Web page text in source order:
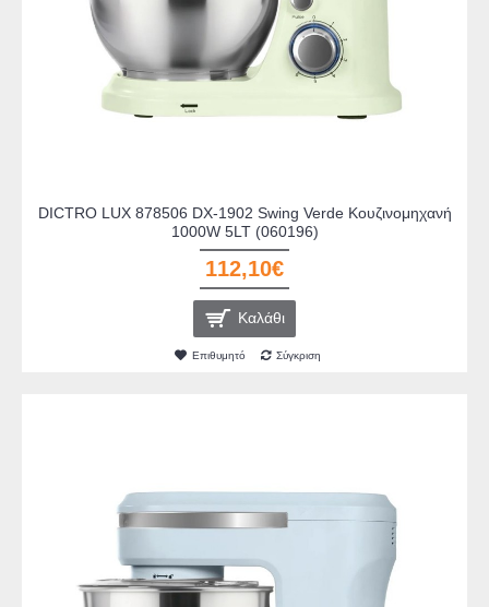
DICTRO LUX 878506 DX-1902 Swing Verde Κουζινομηχανή
1000W 5LT (060196)
112,10€
Καλάθι
Επιθυμητό Σύγκριση